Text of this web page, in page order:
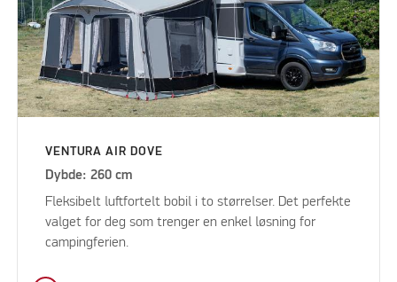
VENTURA AIR DOVE
Dybde: 260 cm
Fleksibelt luftfortelt bobil i to størrelser. Det perfekte
valget for deg som trenger en enkel løsning for
campingferien.